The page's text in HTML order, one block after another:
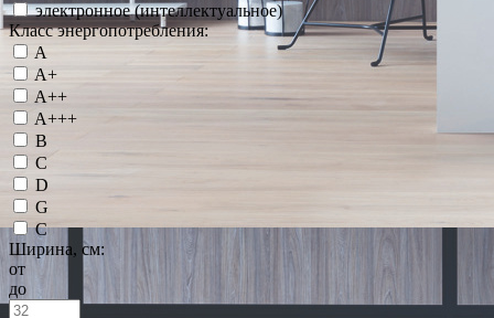
электронное (интеллектуальное)
Класс энергопотребления:
A
A+
A++
A+++
B
C
D
G
С
Ширина, см:
от
до